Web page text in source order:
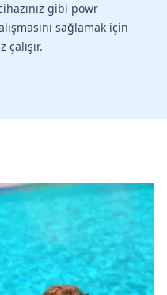
gibi powr
sağlamak için